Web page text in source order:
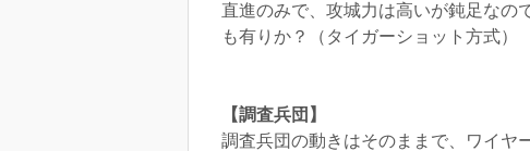
直進のみで、攻城力は高いが鈍足なの
も有りか？（タイガーショット方式）
【調査兵団】
調査兵団の動きはそのままで、ワイヤ